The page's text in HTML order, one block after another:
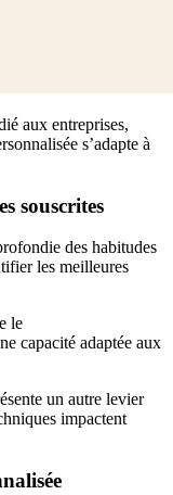
aux entreprises,
s’adapte à
souscrites
des habitudes
les meilleures
le
capacité adaptée aux
un autre levier
impactent